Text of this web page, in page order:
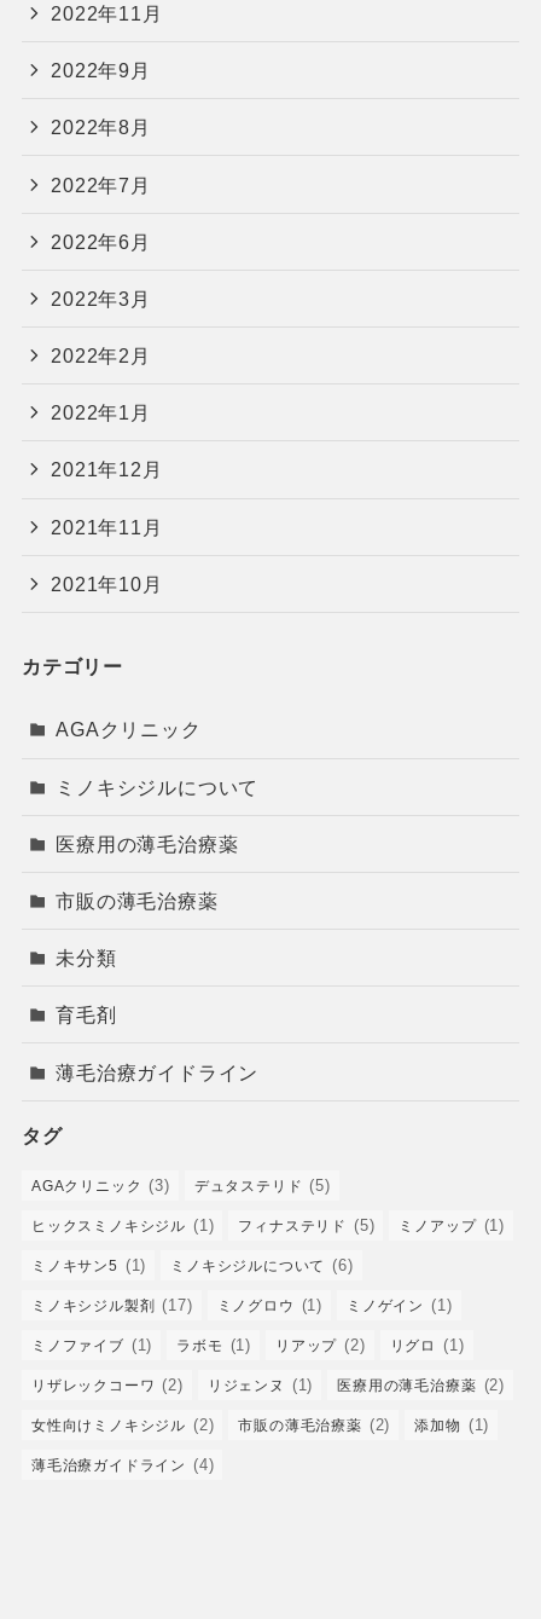
2022年11月
2022年9月
2022年8月
2022年7月
2022年6月
2022年3月
2022年2月
2022年1月
2021年12月
2021年11月
2021年10月
カテゴリー
AGAクリニック
ミノキシジルについて
医療用の薄毛治療薬
市販の薄毛治療薬
未分類
育毛剤
薄毛治療ガイドライン
タグ
AGAクリニック (3) デュタステリド (5)
ヒックスミノキシジル (1) フィナステリド (5) ミノアップ (1)
ミノキサン5 (1) ミノキシジルについて (6)
ミノキシジル製剤 (17) ミノグロウ (1) ミノゲイン (1)
ミノファイブ (1) ラボモ (1) リアップ (2) リグロ (1)
リザレックコーワ (2) リジェンヌ (1) 医療用の薄毛治療薬 (2)
女性向けミノキシジル (2) 市販の薄毛治療薬 (2) 添加物 (1)
薄毛治療ガイドライン (4)